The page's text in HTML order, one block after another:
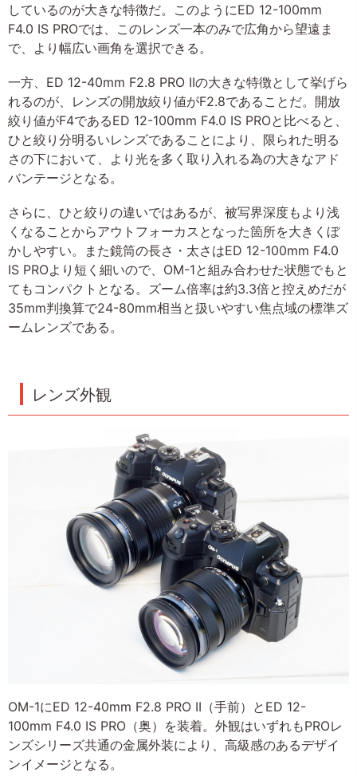
しているのが大きな特徴だ。このようにED 12-100mm
F4.0 IS PROでは、このレンズ一本のみで広角から望遠ま
で、より幅広い画角を選択できる。
一方、ED 12-40mm F2.8 PRO IIの大きな特徴として挙げら
れるのが、レンズの開放絞り値がF2.8であることだ。開放
絞り値がF4であるED 12-100mm F4.0 IS PROと比べると、
ひと絞り分明るいレンズであることにより、限られた明る
さの下において、より光を多く取り入れる為の大きなアド
バンテージとなる。
さらに、ひと絞りの違いではあるが、被写界深度もより浅
くなることからアウトフォーカスとなった箇所を大きくぼ
かしやすい。また鏡筒の長さ・太さはED 12-100mm F4.0
IS PROより短く細いので、OM-1と組み合わせた状態でもと
てもコンパクトとなる。ズーム倍率は約3.3倍と控えめだが
35mm判換算で24-80mm相当と扱いやすい焦点域の標準ズ
ームレンズである。
レンズ外観
OM-1にED 12-40mm F2.8 PRO II（手前）とED 12-
100mm F4.0 IS PRO（奥）を装着。外観はいずれもPROレ
ンズシリーズ共通の金属外装により、高級感のあるデザイ
ンイメージとなる。